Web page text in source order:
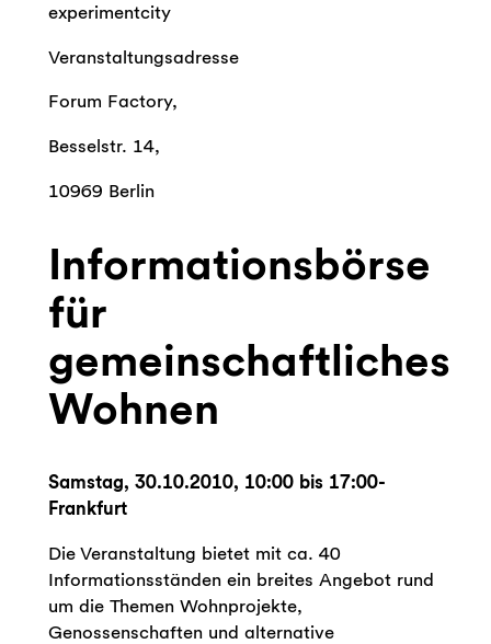
experimentcity
Veranstaltungsadresse
Forum Factory,
Besselstr. 14,
10969 Berlin
Informationsbörse
für
gemeinschaftliches
Wohnen
Samstag, 30.10.2010, 10:00 bis 17:00-
Frankfurt
Die Veranstaltung bietet mit ca. 40
Informationsständen ein breites Angebot rund
um die Themen Wohnprojekte,
Genossenschaften und alternative